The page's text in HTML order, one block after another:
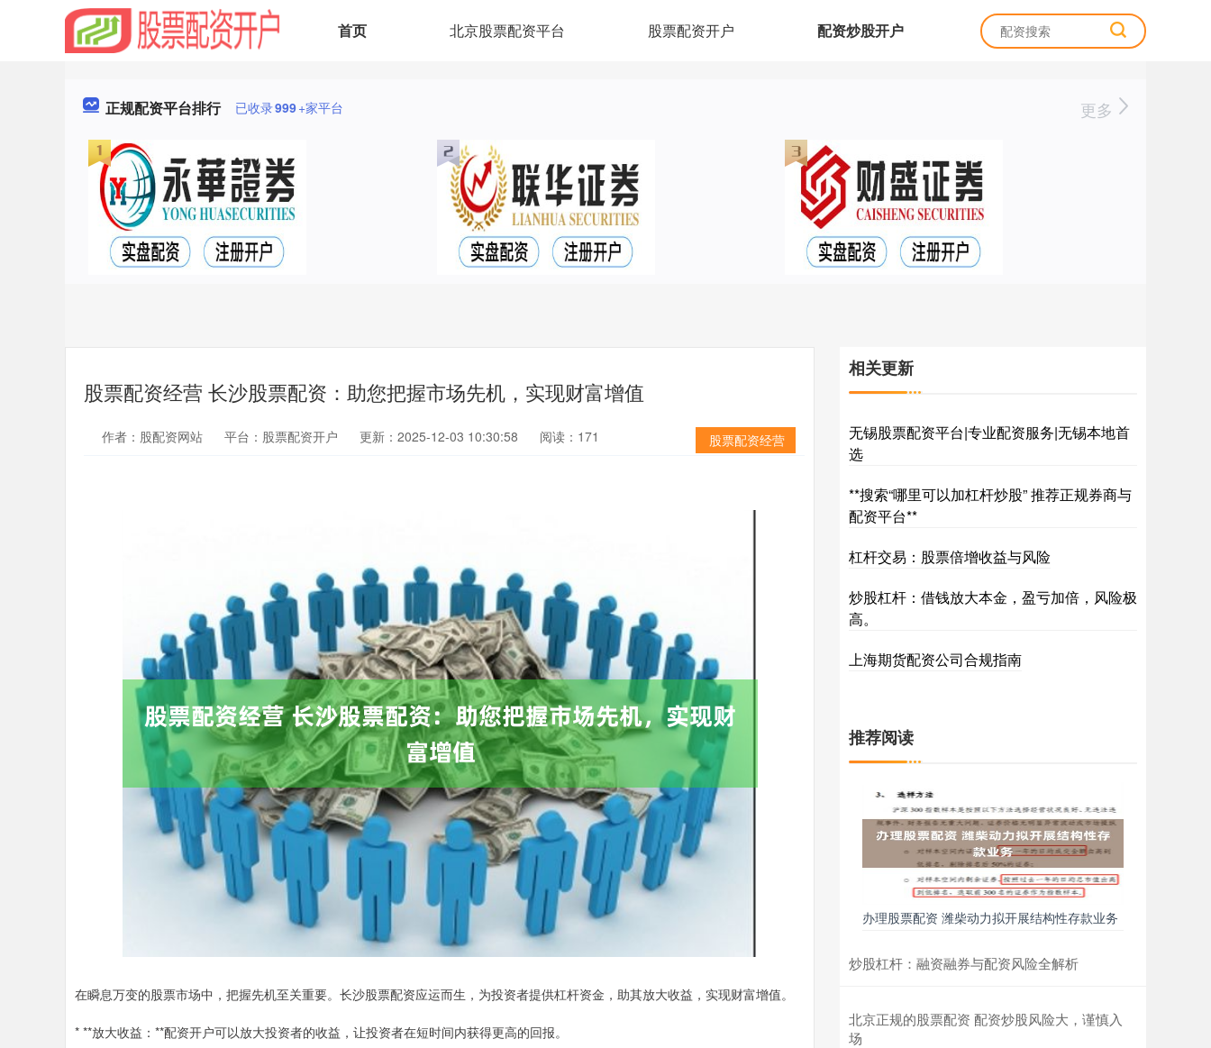
首页 北京股票配资平台 股票配资开户 配资炒股开户
正规配资平台排行 已收录999+家平台 更多
股票配资经营 长沙股票配资：助您把握市场先机，实现财富增值
股票配资经营
作者：股配资网站 平台：股票配资开户 更新：2025-12-03 10:30:58 阅读：171
在瞬息万变的股票市场中，把握先机至关重要。长沙股票配资应运而生，为投资者提供杠杆资金，助其放大收益，实现财富增值。
* **放大收益：**配资开户可以放大投资者的收益，让投资者在短时间内获得更高的回报。
相关更新
无锡股票配资平台|专业配资服务|无锡本地首
选
**搜索“哪里可以加杠杆炒股” 推荐正规券商与
配资平台**
杠杆交易：股票倍增收益与风险
炒股杠杆：借钱放大本金，盈亏加倍，风险极
高。
上海期货配资公司合规指南
推荐阅读
办理股票配资 潍柴动力拟开展结构性存款业务
炒股杠杆：融资融券与配资风险全解析
北京正规的股票配资 配资炒股风险大，谨慎入
场